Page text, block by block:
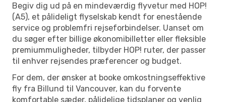
Begiv dig ud på en mindeværdig flyvetur med HOP!
(A5), et pålideligt flyselskab kendt for enestående
service og problemfri rejseforbindelser. Uanset om
du søger efter billige økonomibilletter eller fleksible
premiummuligheder, tilbyder HOP! ruter, der passer
til enhver rejsendes præferencer og budget.
For dem, der ønsker at booke omkostningseffektive
fly fra Billund til Vancouver, kan du forvente
komfortable sæder, pålidelige tidsplaner og venlig